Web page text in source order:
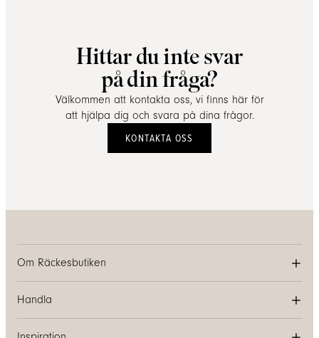
Hittar du inte svar
på din fråga?
Välkommen att kontakta oss, vi finns här för
att hjälpa dig och svara på dina frågor.
KONTAKTA OSS
Om Räckesbutiken
Handla